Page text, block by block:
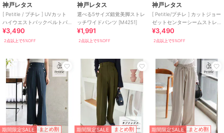
神戸レタス
[ Petitle / プチレ ] UVカット
ハイウエストバックベルトパ
ンツ [M4422]
¥3,490
2点以上で5%OFF
神戸レタス
選べる5サイズ錯覚美脚ストレ
ッチワイドパンツ [M4251]
¥1,991
2点以上で5%OFF
神戸レタス
[ Petitle/プチレ ] カットジョー
ゼットセンターシームストレ
ートパンツ [M4421]
¥3,490
2点以上で5%OFF
期間限定SALE まとめ割 期間限定SALE まとめ割 期間限定SALE まとめ割